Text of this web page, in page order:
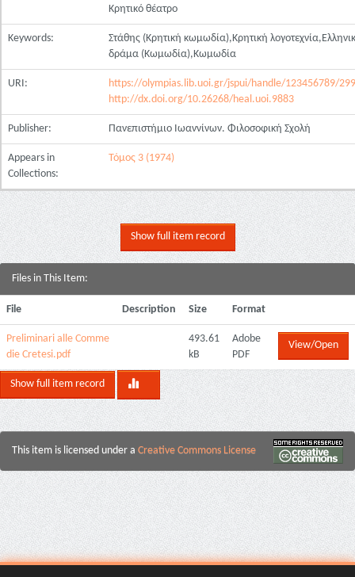
Κρητικό θέατρο
Keywords:
Στάθης (Κρητική κωμωδία),Κρητική
δράμα (Κωμωδία),Κωμωδία
URI:
https://olympias.lib.uoi.gr/jspui/handle/123456789/
http://dx.doi.org/10.26268/heal.uoi.9883
Publisher: Πανεπιστήμιο Ιωαννίνων. Φιλοσοφική Σχολή
Appears in
Collections:
Τόμος 3 (1974)
Show full item record
Files in This Item:
File Description Size Format
Preliminari alle Comme
die Cretesi.pdf
493.61
kB
Adobe
PDF
View/Open
Show full item record
This item is licensed under a Creative Commons License